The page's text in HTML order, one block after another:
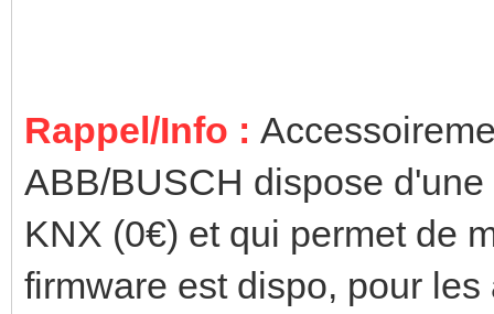
Rappel/Info :
ABB/BUSCH dispose
KNX (0€) et qui permet de
firmware est dispo, pour